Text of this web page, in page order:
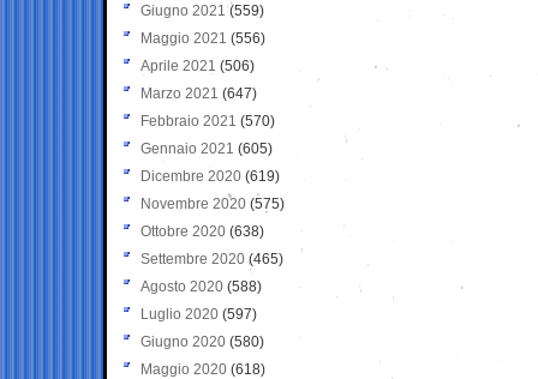
Giugno 2021(559)
Maggio 2021 (556)
Aprile 2021 (506)
Marzo 2021 (647)
Febbraio 2021 (570)
Gennaio 2021 (605)
Dicembre 2020 (619)
Novembre 2020 (575)
Ottobre 2020 (638)
Settembre 2020(465)
Agosto 2020 (588)
Luglio 2020 (597)
Giugno 2020 (580)
Maggio 2020 (618)